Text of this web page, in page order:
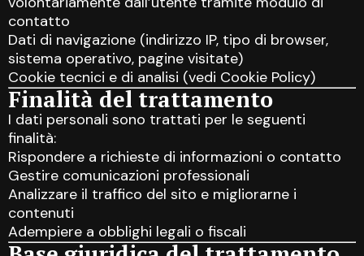
contatto
Dati di navigazione (indirizzo IP, tipo di browser,
sistema operativo, pagine visitate)
Cookie tecnici e di analisi (vedi Cookie Policy)
Finalità del trattamento
I dati personali sono trattati per le seguenti
finalità:
Rispondere a richieste di informazioni o contatto
Gestire comunicazioni professionali
Analizzare il traffico del sito e migliorarne i
contenuti
Adempiere a obblighi legali o fiscali